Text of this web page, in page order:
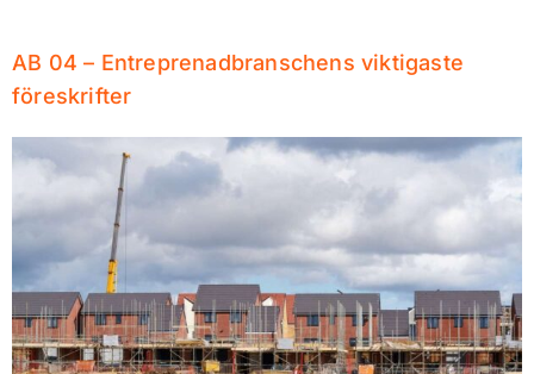
AB 04 – Entreprenadbranschens viktigaste
föreskrifter